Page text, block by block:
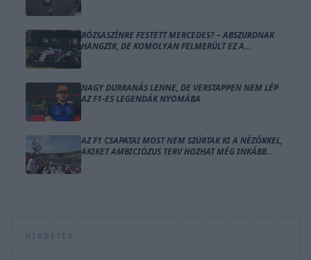
RÓZSASZÍNRE FESTETT MERCEDES? – ABSZURDNAK
HANGZIK, DE KOMOLYAN FELMERÜLT EZ A
NAGY DURRANÁS LENNE, DE VERSTAPPEN NEM LÉP
AZ F1-ES LEGENDÁK NYOMÁBA
AZ F1 CSAPATAI MOST NEM SZÚRTAK KI A NÉZŐKKEL,
AKIKET AMBICIÓZUS TERV HOZHAT MÉG INKÁBB
HIRDETÉS